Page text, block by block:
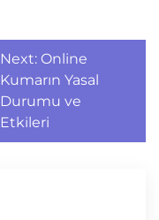
Next: Online
Kumarın Yasal
Durumu ve
Etkileri